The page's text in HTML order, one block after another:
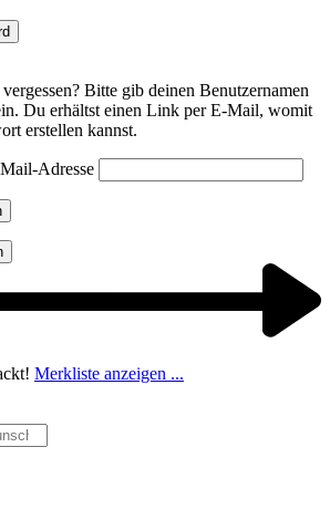
Bitte gib deinen Benutzernamen
Du erhältst einen Link per E-Mail, womit
erstellen kannst.
Adresse
Merkliste anzeigen ...